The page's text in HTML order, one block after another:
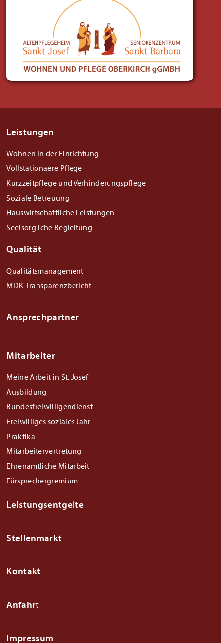
Leistungen
Wohnen in der Einrichtung
Vollstationaere Pflege
Kurzzeitpflege und Verhinderungspflege
Soziale Betreuung
Hauswirtschaftliche Leistungen
Seelsorgliche Begleitung
Qualität
Qualitätsmanagement
MDK-Transparenzbericht
Ansprechpartner
Mitarbeiter
Meine Arbeit in St. Josef
Ausbildung
Bundesfreiwilligendienst
Freiwilliges soziales Jahr
Praktika
Mitarbeitervertretung
Ehrenamtliche Mitarbeit
Fürsprechergremium
Leistungsentgelte
Stellenmarkt
Kontakt
Anfahrt
Impressum